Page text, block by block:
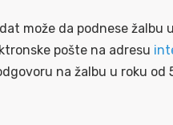
može da podnese žalbu
pošte na adresu
na žalbu u roku od